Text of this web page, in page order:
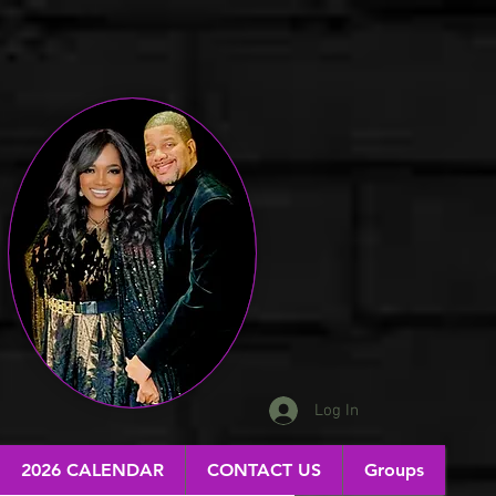
Log In
2026 CALENDAR CONTACT US Groups